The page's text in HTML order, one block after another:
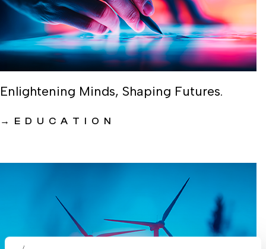
Enlightening Minds, Shaping Futures.
→ EDUCATION